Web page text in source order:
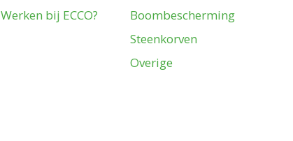
Werken bij ECCO?
Boombescherming
Steenkorven
Overige